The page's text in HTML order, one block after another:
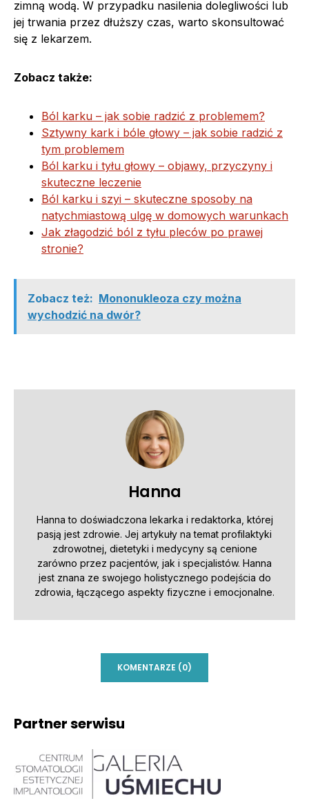
zimną wodą. W przypadku nasilenia dolegliwości lub
jej trwania przez dłuższy czas, warto skonsultować
się z lekarzem.
Zobacz także:
Ból karku – jak sobie radzić z problemem?
Sztywny kark i bóle głowy – jak sobie radzić z
tym problemem
Ból karku i tyłu głowy – objawy, przyczyny i
skuteczne leczenie
Ból karku i szyi – skuteczne sposoby na
natychmiastową ulgę w domowych warunkach
Jak złagodzić ból z tyłu pleców po prawej
stronie?
Zobacz też: Mononukleoza czy można
wychodzić na dwór?
Hanna
Hanna to doświadczona lekarka i redaktorka, której
pasją jest zdrowie. Jej artykuły na temat profilaktyki
zdrowotnej, dietetyki i medycyny są cenione
zarówno przez pacjentów, jak i specjalistów. Hanna
jest znana ze swojego holistycznego podejścia do
zdrowia, łączącego aspekty fizyczne i emocjonalne.
KOMENTARZE (0)
Partner serwisu